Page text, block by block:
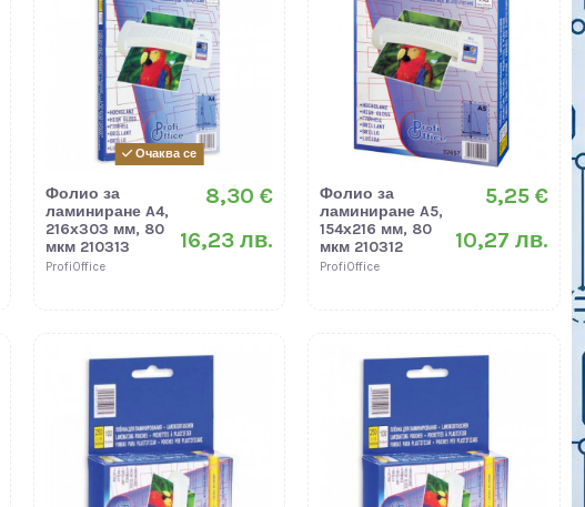
Очаква се
Фолио за
ламиниране A4,
216х303 мм, 80
мкм 210313
ProfiOffice
8,30 €
16,23 лв.
Фолио за
ламиниране A5,
154х216 мм, 80
мкм 210312
ProfiOffice
5,25 €
10,27 лв.